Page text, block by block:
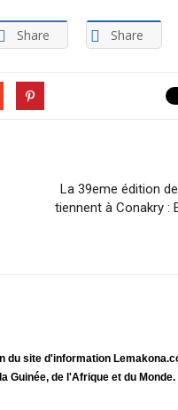
Share Share
La 39eme édition
tiennent à Conakry :
du site d'information
Guinée, de l'Afrique et du Monde.